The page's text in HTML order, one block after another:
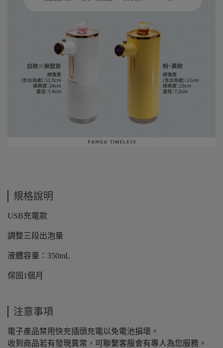
規格說明
USB充電款
調整三段出泡量
液體容量：350mL
保固1個月
注意事項
電子產品禁用快充插頭充電以免電池損壞。
收到商品若有發現異常，可聯繫客服會有專人為您服務。